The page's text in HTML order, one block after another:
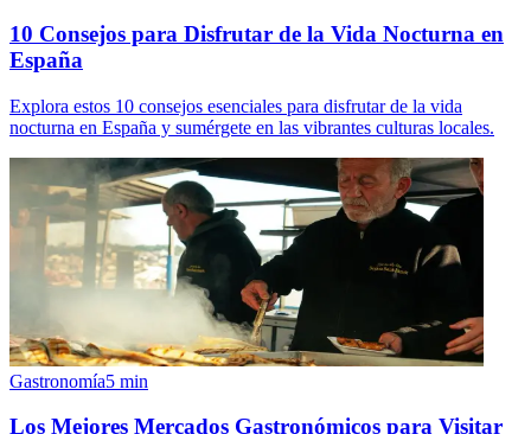
10 Consejos para Disfrutar de la Vida Nocturna en
España
Explora estos 10 consejos esenciales para disfrutar de la vida
nocturna en España y sumérgete en las vibrantes culturas locales.
Gastronomía5 min
Los Mejores Mercados Gastronómicos para Visitar